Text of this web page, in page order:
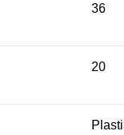
36
20